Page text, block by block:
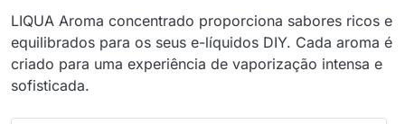
LIQUA Aroma concentrado proporciona sabores ricos e
equilibrados para os seus e-líquidos DIY. Cada aroma é
criado para uma experiência de vaporização intensa e
sofisticada.